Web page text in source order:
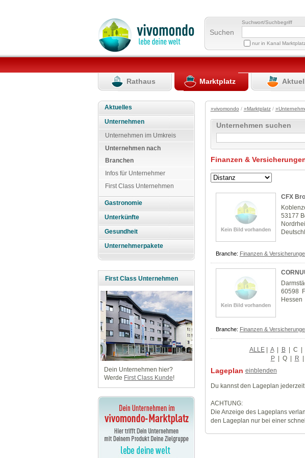
Suchen
Suchwort/Suchbegriff
nur in Kanal
Rathaus Marktplatz
Aktuelles
Unternehmen
Unternehmen im Umkreis
Unternehmen nach
Branchen
Infos für Unternehmer
First Class Unternehmen
Gastronomie
Unterkünfte
Gesundheit
Unternehmerpakete
First Class Unternehmen
Dein Unternehmen hier?
Werde First Class Kunde!
»vivomondo / »Marktplatz/
Unternehmen suchen
Finanzen &
CFX
53177
Branche: Finanzen &
60598
Hessen
Branche: Finanzen &
ALLE| A | B | C |
P | Q | R |
Lageplan einblenden
Du kannst den Lageplan
ACHTUNG:
Die Anzeige des Lageplans
den Lageplan nur bei einer